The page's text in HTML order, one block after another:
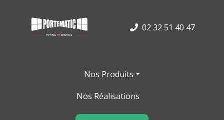
02 32 51 40 47
Nos Produits
Nos Réalisations